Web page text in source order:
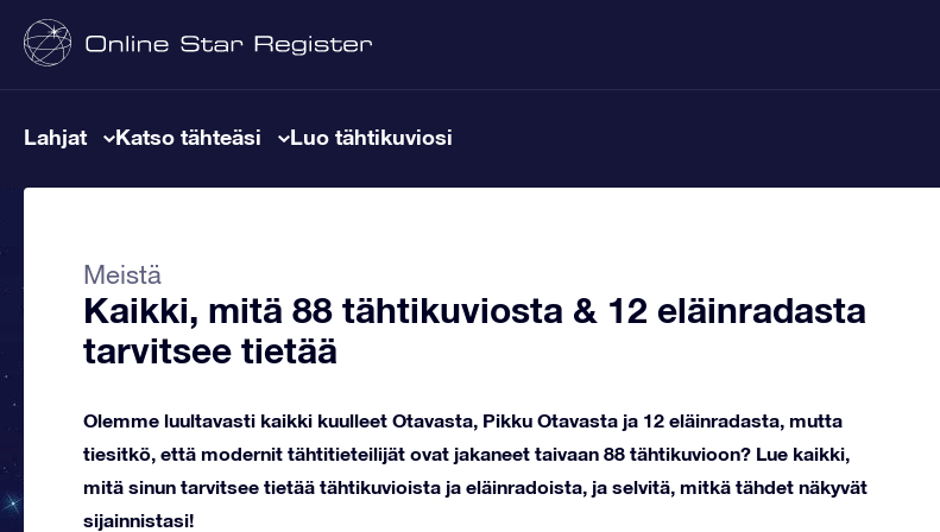
Lahjat Katso tähteäsi Luo tähtikuviosi
Meistä
Kaikki, mitä 88 tähtikuviosta & 12 eläinradasta
tarvitsee tietää
Olemme luultavasti kaikki kuulleet Otavasta, Pikku Otavasta ja 12 eläinradasta, mutta
tiesitkö, että modernit tähtitieteilijät ovat jakaneet taivaan 88 tähtikuvioon? Lue kaikki,
mitä sinun tarvitsee tietää tähtikuvioista ja eläinradoista, ja selvitä, mitkä tähdet näkyvät
sijainnistasi!